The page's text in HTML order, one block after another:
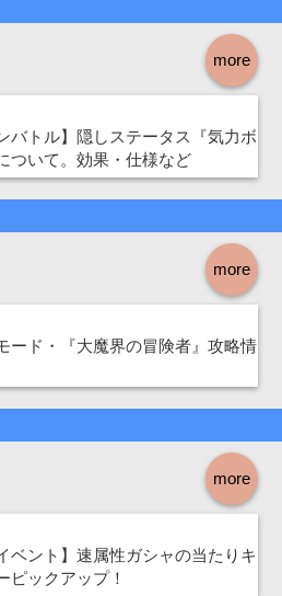
more
バトル】隠しステータス『気力ボ
ついて。効果・仕様など
more
ード・『大魔界の冒険者』攻略情
more
ベント】速属性ガシャの当たりキ
ピックアップ！